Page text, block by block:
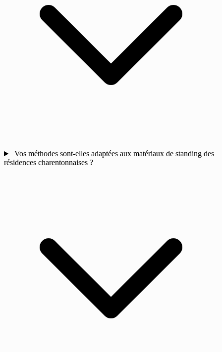
Vos méthodes sont-elles adaptées aux matériaux de standing des
résidences charentonnaises ?